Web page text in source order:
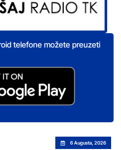
telefone možete preuzeti
6 Augusta, 2026